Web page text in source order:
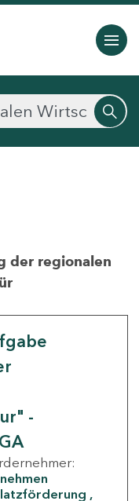
der regionalen
-